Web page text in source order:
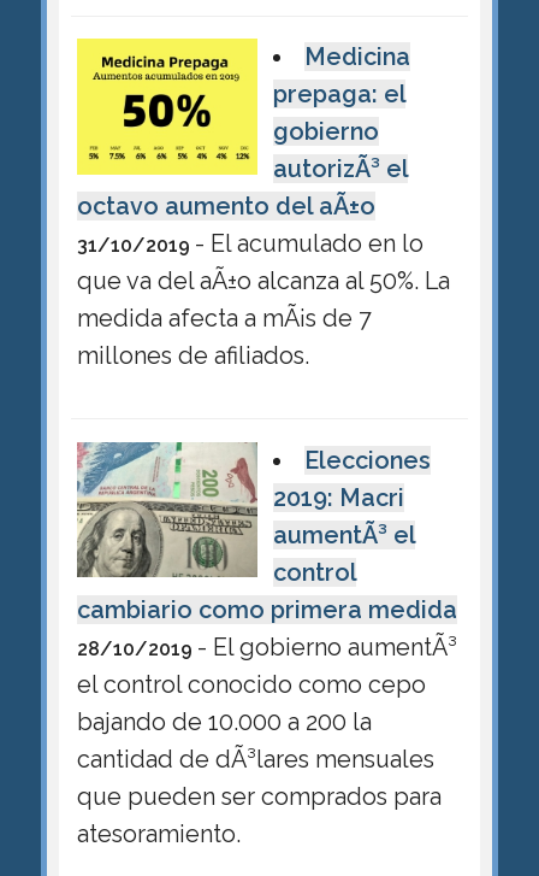
Medicina
prepaga: el
gobierno
autorizÃ³ el
octavo aumento del aÃ±o
31/10/2019 - El acumulado en lo
que va del aÃ±o alcanza al 50%. La
medida afecta a mÃ¡s de 7
millones de afiliados.
Elecciones
2019: Macri
aumentÃ³ el
control
cambiario como primera medida
28/10/2019 - El gobierno aumentÃ³
el control conocido como cepo
bajando de 10.000 a 200 la
cantidad de dÃ³lares mensuales
que pueden ser comprados para
atesoramiento.